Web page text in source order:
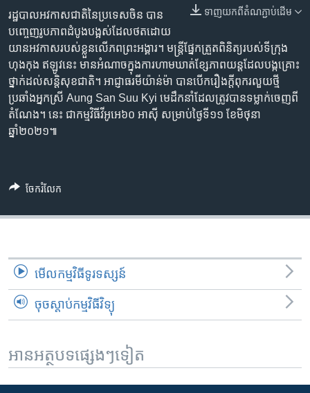
រំលង​
កាន់​
ទំព័រ​
ស្វែង​
រក
Khmer English
បណ្តាញ​សង្គម
ភាសា
ទាញ​យក​ពី​តំណភ្ជាប់​ដើម
រដ្ឋបាល​អវកាស​ជាតិ​នៃ​ប្រទេស​ចិន បាន​
បញ្ចេញ​រូបភាព​ដំបូង​បង្អស់​ដែល​ថត​ដោយ​
យានអវកាស​របស់​ខ្លួន​លើភព​ព្រះអង្គារ​។ មន្រ្តី​ផ្នែក​ត្រួតពិនិត្យ​របស់​ទីក្រុង​
ហុងកុង ឥឡូវនេះ មាន​អំណាច​ក្នុង​ការហាមឃាត់​ខ្សែភាពយន្ត​ដែល​បង្ក​គ្រោះ
ថ្នាក់​ដល់​សន្តិសុខជាតិ។ អាជ្ញាធរ​មីយ៉ាន់ម៉ា បាន​បើក​រឿងក្តី​ពុករលួយ​ថ្មី​
ប្រឆាំង​អ្នកស្រី Aung San Suu Kyi មេដឹកនាំ​ដែល​ត្រូវបាន​ទម្លាក់​ចេញពី​
តំណែង។ នេះ ជា​កម្មវិធី​វីអូអេ​៦០ អាស៊ី សម្រាប់​ថ្ងៃទី១១ ខែមិថុនា
ឆ្នាំ២០២១៕
ចែករំលែក
មើល​កម្មវិធី​ទូរទស្សន៍
ចុចស្តាប់កម្មវិធីវិទ្យុ
អានអត្ថបទផ្សេងៗទៀត